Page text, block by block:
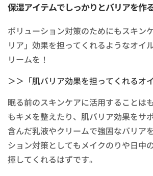
保湿アイテムでしっかりとバリアを作
ポリューション対策のためにもスキン
リア」効果を担ってくれるようなオイ
リームを！
＞＞「肌バリア効果を担ってくれるオ
眠る前のスキンケアに活用することは
もキメを整えたり、肌バリア効果をサ
含んだ乳液やクリームで強固なバリア
ション対策としてもメイクのりや日中
揮してくれるはずです。